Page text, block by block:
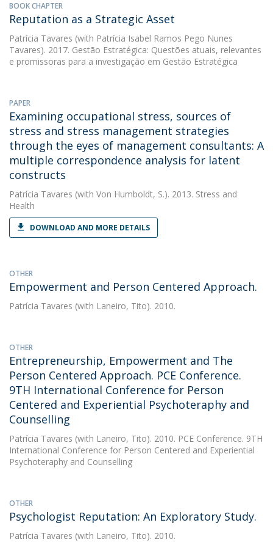
BOOK CHAPTER
Reputation as a Strategic Asset
Patrícia Tavares (with Patrícia Isabel Ramos Pego Nunes
Tavares). 2017. Gestão Estratégica: Questões atuais, relevantes
e promissoras para a investigação em Gestão Estratégica
PAPER
Examining occupational stress, sources of
stress and stress management strategies
through the eyes of management consultants: A
multiple correspondence analysis for latent
constructs
Patrícia Tavares (with Von Humboldt, S.). 2013. Stress and
Health
DOWNLOAD AND MORE DETAILS
OTHER
Empowerment and Person Centered Approach.
Patrícia Tavares (with Laneiro, Tito). 2010.
OTHER
Entrepreneurship, Empowerment and The
Person Centered Approach. PCE Conference.
9TH International Conference for Person
Centered and Experiential Psychoteraphy and
Counselling
Patrícia Tavares (with Laneiro, Tito). 2010. PCE Conference. 9TH
International Conference for Person Centered and Experiential
Psychoteraphy and Counselling
OTHER
Psychologist Reputation: An Exploratory Study.
Patrícia Tavares (with Laneiro, Tito). 2010.